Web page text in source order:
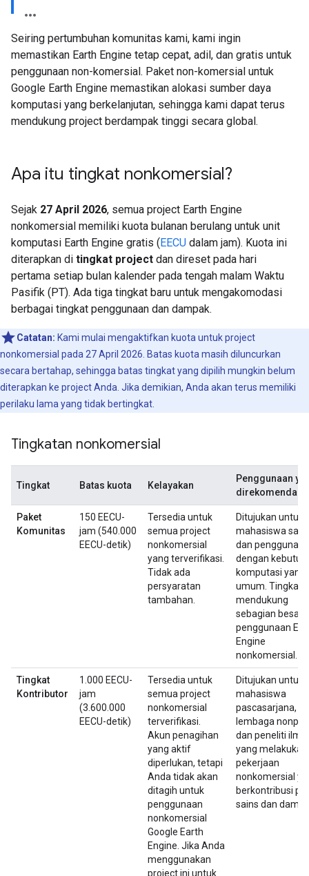
Seiring pertumbuhan komunitas kami, kami ingin
memastikan Earth Engine tetap cepat, adil, dan gratis untuk
penggunaan non-komersial. Paket non-komersial untuk
Google Earth Engine memastikan alokasi sumber daya
komputasi yang berkelanjutan, sehingga kami dapat terus
mendukung project berdampak tinggi secara global.
Apa itu tingkat nonkomersial?
Sejak 27 April 2026, semua project Earth Engine
nonkomersial memiliki kuota bulanan berulang untuk unit
komputasi Earth Engine gratis (EECU dalam jam). Kuota ini
diterapkan di tingkat project dan direset pada hari
pertama setiap bulan kalender pada tengah malam Waktu
Pasifik (PT). Ada tiga tingkat baru untuk mengakomodasi
berbagai tingkat penggunaan dan dampak.
Catatan: Kami mulai mengaktifkan kuota untuk project
nonkomersial pada 27 April 2026. Batas kuota masih diluncurkan
secara bertahap, sehingga batas tingkat yang dipilih mungkin belum
diterapkan ke project Anda. Jika demikian, Anda akan terus memiliki
perilaku lama yang tidak bertingkat.
Tingkatan nonkomersial
Tingkat Batas kuota Kelayakan
Penggunaan
Paket
Komunitas
150 EECU-
jam (540.000
EECU-detik)
Tersedia untuk
semua project
nonkomersial
yang terverifikasi.
Tidak ada
persyaratan
tambahan.
Ditujukan untuk
mahasiswa
dan pengguna
dengan
komputasi yang
umum. Tingkat
mendukung
sebagian besar
penggunaan
Engine
nonkomersial.
Tingkat
Kontributor
1.000 EECU-
jam
(3.600.000
EECU-detik)
Tersedia untuk
semua project
nonkomersial
terverifikasi.
Akun penagihan
yang aktif
diperlukan, tetapi
Anda tidak akan
ditagih untuk
penggunaan
nonkomersial
Google Earth
Engine. Jika Anda
menggunakan
project ini untuk
Ditujukan untuk
mahasiswa
pascasarjana,
lembaga
dan peneliti
yang melakukan
pekerjaan
nonkomersial
berkontribusi
sains dan